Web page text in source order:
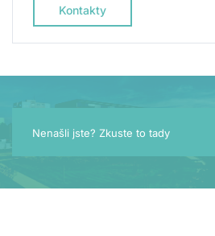
Kontakty